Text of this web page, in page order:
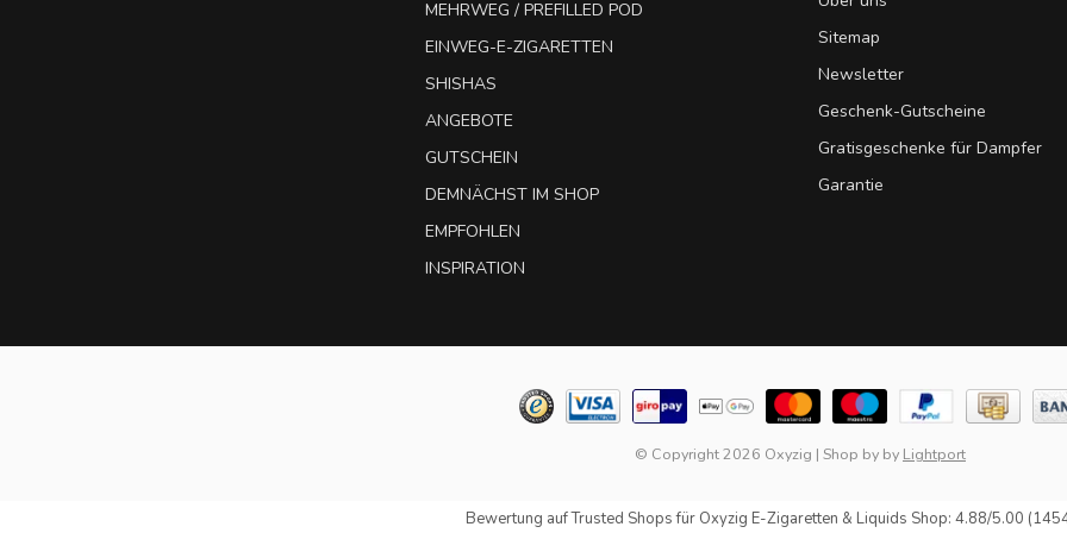
MEHRWEG / PREFILLED POD
EINWEG-E-ZIGARETTEN
SHISHAS
ANGEBOTE
GUTSCHEIN
DEMNÄCHST IM SHOP
EMPFOHLEN
INSPIRATION
Sitemap
Newsletter
Geschenk-Gutscheine
Gratisgeschenke für Dampfer
Garantie
© Copyright 2026 Oxyzig | Shop by by Lightport
Bewertung aufTrusted Shopsfür Oxyzig E-Zigaretten & Liquids Shop: 4.88/5.00